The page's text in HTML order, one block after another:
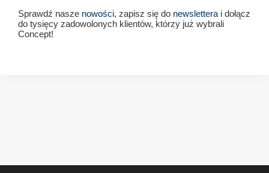
Sprawdź nasze nowości, zapisz się do newslettera i dołącz
do tysięcy zadowolonych klientów, którzy już wybrali
Concept!